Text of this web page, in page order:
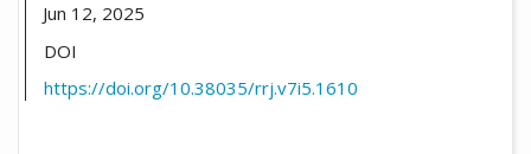
Jun 12, 2025
DOI
https://doi.org/10.38035/rrj.v7i5.1610